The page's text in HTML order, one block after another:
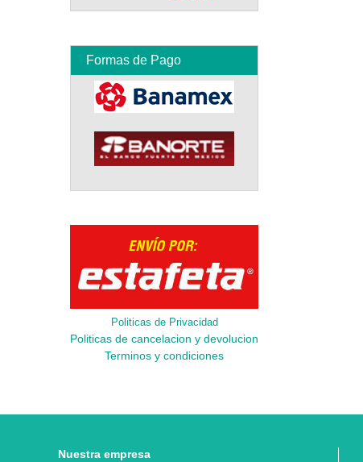
Formas de Pago
Politicas de Privacidad
Politicas de cancelacion y devolucion
Terminos y condiciones
Nuestra empresa